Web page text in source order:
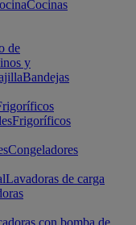
Cocinas
de
y
Bandejas
Frigoríficos
Congeladores
Lavadoras de carga
con bomba de